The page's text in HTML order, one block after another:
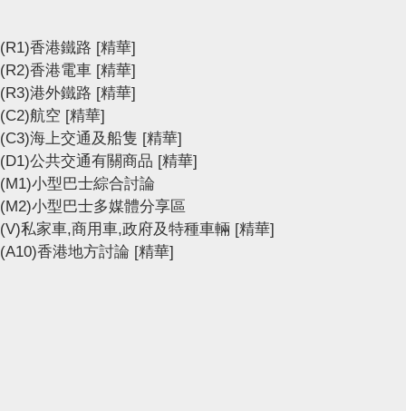
(R1)香港鐵路 [精華]
(R2)香港電車 [精華]
(R3)港外鐵路 [精華]
(C2)航空 [精華]
(C3)海上交通及船隻 [精華]
(D1)公共交通有關商品 [精華]
(M1)小型巴士綜合討論
(M2)小型巴士多媒體分享區
(V)私家車,商用車,政府及特種車輛 [精華]
(A10)香港地方討論 [精華]